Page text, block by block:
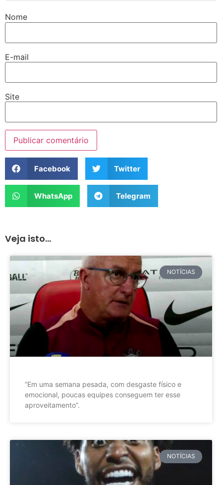
Nome
E-mail
Site
Facebook Twitter
WhatsApp Telegram
Veja isto...
NOTÍCIAS
”Em uma semana pesada, com desgaste físico e
emocional, poucas equipes conseguem ter esse
aproveitamento”.
NOTÍCIAS